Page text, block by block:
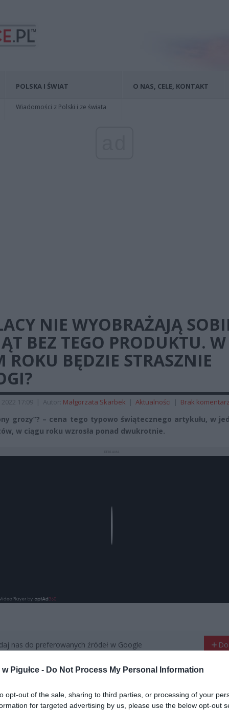
Pigułce - Do Not Process My Personal Information
opt-out of the sale, sharing to third parties, or processing of your
for targeted advertising by us, please use the below opt-out
POLSKA I ŚWIAT
Wiadomości z Polski i ze świata
O NAS, CELE, KONTAKT
NIE WYOBRAŻAJĄ
BEZ TEGO PRODUKTU. W
ROKU BĘDZIE STRASZNIE
17:09 | Autor: Małgorzata Skarbek | Aktualności | Brak
grozy”? – cena tego typowo świątecznego artykułu, w
w ciągu roku wzrosła ponad dwukrotnie.
nas do preferowanych źródeł w Google